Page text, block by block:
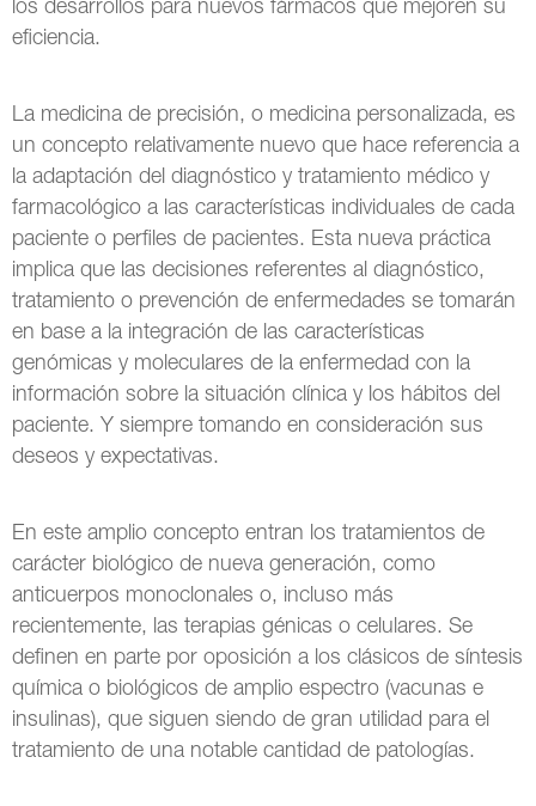
los desarrollos para nuevos fármacos que mejoren su
eficiencia.
La medicina de precisión, o medicina personalizada, es
un concepto relativamente nuevo que hace referencia a
la adaptación del diagnóstico y tratamiento médico y
farmacológico a las características individuales de cada
paciente o perfiles de pacientes. Esta nueva práctica
implica que las decisiones referentes al diagnóstico,
tratamiento o prevención de enfermedades se tomarán
en base a la integración de las características
genómicas y moleculares de la enfermedad con la
información sobre la situación clínica y los hábitos del
paciente. Y siempre tomando en consideración sus
deseos y expectativas.
En este amplio concepto entran los tratamientos de
carácter biológico de nueva generación, como
anticuerpos monoclonales o, incluso más
recientemente, las terapias génicas o celulares. Se
definen en parte por oposición a los clásicos de síntesis
química o biológicos de amplio espectro (vacunas e
insulinas), que siguen siendo de gran utilidad para el
tratamiento de una notable cantidad de patologías.